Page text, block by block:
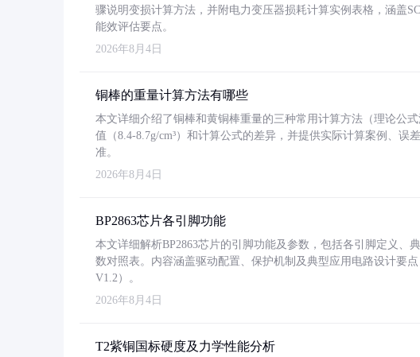
骤说明变损计算方法，并附电力变压器损耗计算实例表格，涵盖
能效评估要点。
2026年8月4日
铜棒的重量计算方法有哪些
本文详细介绍了铜棒和黄铜棒重量的三种常用计算方法（理论公
值（8.4-8.7g/cm³）和计算公式的差异，并提供实际计算案例、误
准。
2026年8月4日
BP2863芯片各引脚功能
本文详细解析BP2863芯片的引脚功能及参数，包括各引脚定义、
数对照表。内容涵盖驱动配置、保护机制及典型应用电路设计要
V1.2）。
2026年8月4日
T2紫铜国标硬度及力学性能分析